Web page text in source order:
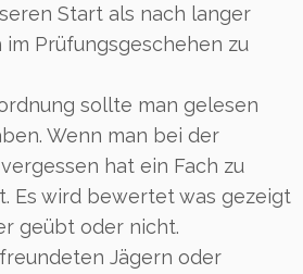
Start als nach langer
Prüfungsgeschehen zu
sollte man gelesen
Wenn man bei der
hat ein Fach zu
Es wird bewertet was gezeigt
geübt oder nicht.
Jägern oder